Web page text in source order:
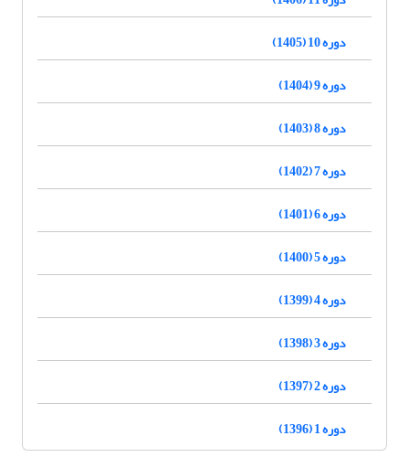
دوره 10 (1405)
دوره 9 (1404)
دوره 8 (1403)
دوره 7 (1402)
دوره 6 (1401)
دوره 5 (1400)
دوره 4 (1399)
دوره 3 (1398)
دوره 2 (1397)
دوره 1 (1396)